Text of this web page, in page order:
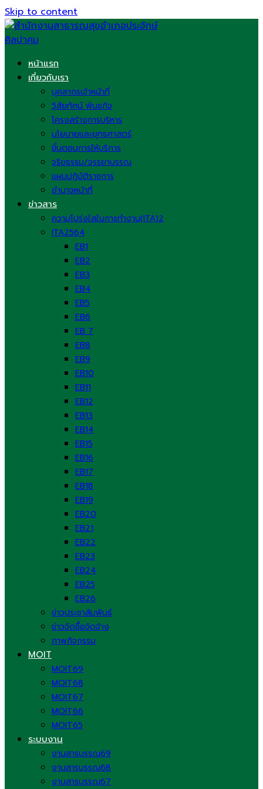
Skip to content
หน้าแรก
เกี่ยวกับเรา
บุคลากรเจ้าหน้าที่
วิสัยทัศน์ พันธกิจ
โครงสร้างการบริหาร
นโยบายและยุทธศาสตร์
ขั้นตอนการให้บริการ
จริยธรรม/จรรยาบรรณ
แผนปฏิบัติราชการ
อำนาจหน้าที่
ข่าวสาร
ความโปร่งใสในการทำงาน(ITA)2
ITA2564
EB1
EB2
EB3
EB4
EB5
EB6
EB 7
EB8
EB9
EB10
EB11
EB12
EB13
EB14
EB15
EB16
EB17
EB18
EB19
EB20
EB21
EB22
EB23
EB24
EB25
EB26
ข่าวประชาสัมพันธ์
ข่าวจัดซื้อจัดจ้าง
ภาพกิจกรรม
MOIT
MOIT69
MOIT68
MOIT67
MOIT66
MOIT65
ระบบงาน
งานสารบรรณ69
งานสารบรรณ68
งานสารบรรณ67